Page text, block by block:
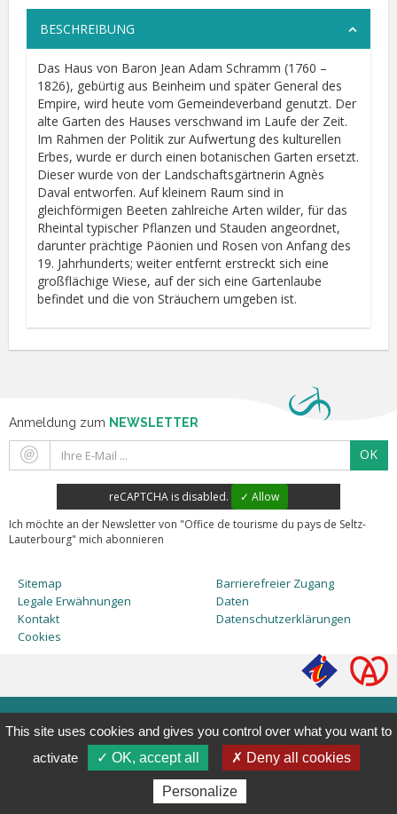
BESCHREIBUNG
Das Haus von Baron Jean Adam Schramm (1760 –
1826), gebürtig aus Beinheim und später General des
Empire, wird heute vom Gemeindeverband genutzt. Der
alte Garten des Hauses verschwand im Laufe der Zeit.
Im Rahmen der Politik zur Aufwertung des kulturellen
Erbes, wurde er durch einen botanischen Garten ersetzt.
Dieser wurde von der Landschaftsgärtnerin Agnès
Daval entworfen. Auf kleinem Raum sind in
gleichförmigen Beeten zahlreiche Arten wilder, für das
Rheintal typischer Pflanzen und Stauden angeordnet,
darunter prächtige Päonien und Rosen von Anfang des
19. Jahrhunderts; weiter entfernt erstreckt sich eine
großflächige Wiese, auf der sich eine Gartenlaube
befindet und die von Sträuchern umgeben ist.
Anmeldung zum NEWSLETTER
OK
reCAPTCHA is disabled.
✓ Allow
Ich möchte an der Newsletter von "Office de tourisme du pays de Seltz-
Lauterbourg" mich abonnieren
Sitemap
Barrierefreier Zugang
Legale Erwähnungen
Daten
Kontakt
Datenschutzerklärungen
Cookies
HDR Communications© 2015
This site uses cookies and gives you control over what you want to
activate
✓ OK, accept all ✗ Deny all cookies
Personalize